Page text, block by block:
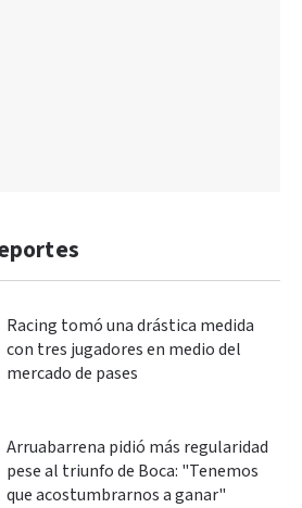
Racing tomó una drástica medida
con tres jugadores en medio del
mercado de pases
Arruabarrena pidió más regularidad
pese al triunfo de Boca: "Tenemos
que acostumbrarnos a ganar"